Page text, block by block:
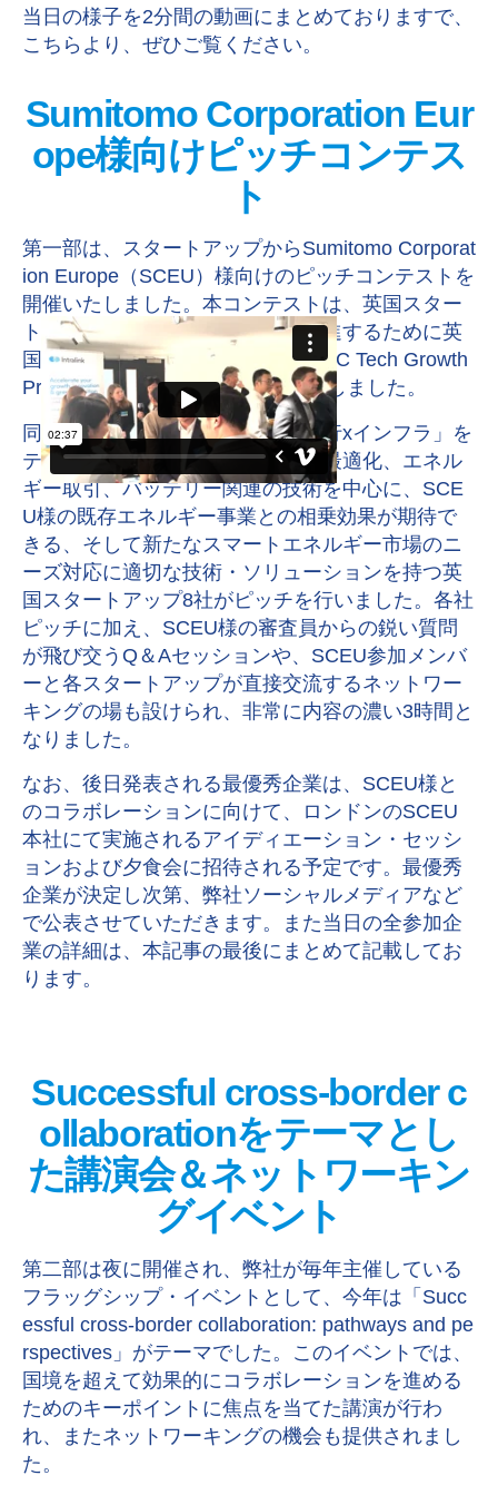
当日の様子を2分間の動画にまとめておりますで、
こちらより、ぜひご覧ください。
Sumitomo Corporation Eur
ope様向けピッチコンテス
ト
第一部は、スタートアップからSumitomo Corporat
ion Europe（SCEU）様向けのピッチコンテストを
開催いたしました。本コンテストは、英国スター
トアップとアジア企業の連携を促進するために英
国政府の支援を受けているUK-APAC Tech Growth
Programmeの一環として実施いたしました。
同イベントでは、「エネルギー移行xインフラ」を
テーマに、エネルギー資産管理・最適化、エネル
ギー取引、バッテリー関連の技術を中心に、SCE
U様の既存エネルギー事業との相乗効果が期待で
きる、そして新たなスマートエネルギー市場のニ
ーズ対応に適切な技術・ソリューションを持つ英
国スタートアップ8社がピッチを行いました。各社
ピッチに加え、SCEU様の審査員からの鋭い質問
が飛び交うQ＆Aセッションや、SCEU参加メンバ
ーと各スタートアップが直接交流するネットワー
キングの場も設けられ、非常に内容の濃い3時間と
なりました。
なお、後日発表される最優秀企業は、SCEU様と
のコラボレーションに向けて、ロンドンのSCEU
本社にて実施されるアイディエーション・セッシ
ョンおよび夕食会に招待される予定です。最優秀
企業が決定し次第、弊社ソーシャルメディアなど
で公表させていただきます。また当日の全参加企
業の詳細は、本記事の最後にまとめて記載してお
ります。
Successful cross-border c
ollaborationをテーマとし
た講演会＆ネットワーキン
グイベント
第二部は夜に開催され、弊社が毎年主催している
フラッグシップ・イベントとして、今年は「Succ
essful cross-border collaboration: pathways and pe
rspectives」がテーマでした。このイベントでは、
国境を超えて効果的にコラボレーションを進める
ためのキーポイントに焦点を当てた講演が行わ
れ、またネットワーキングの機会も提供されまし
た。